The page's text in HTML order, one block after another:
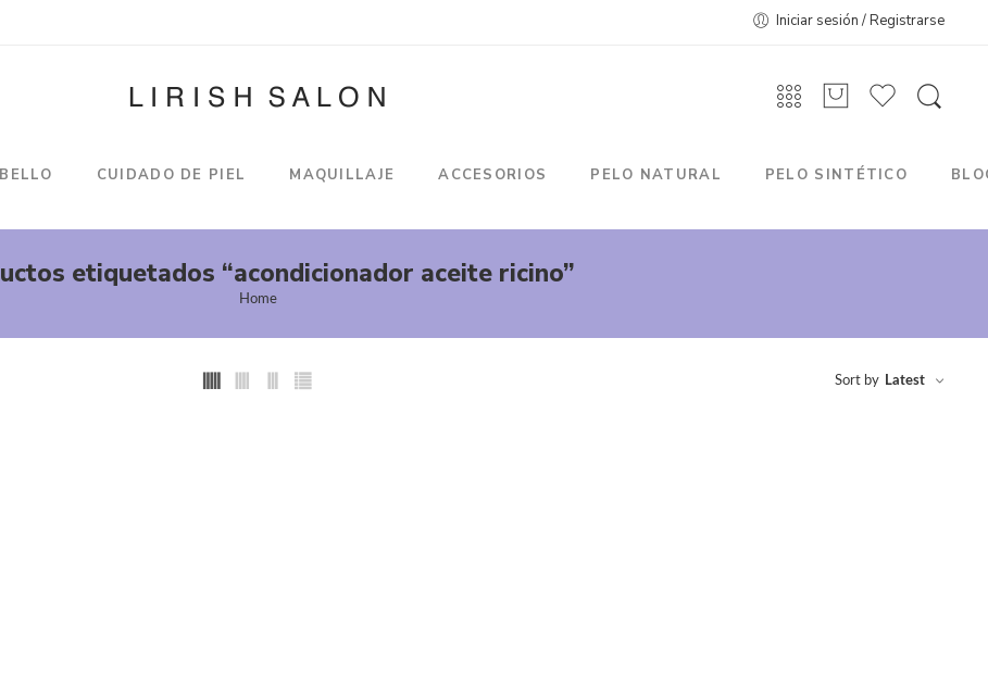
Iniciar sesión / Registrarse
CUIDADO DE PIEL MAQUILLAJE ACCESORIOS PELO NATURAL PELO SINTÉTICO
etiquetados “acondicionador aceite ricino”
Home
Sort by Latest